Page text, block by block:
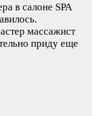
в салоне SPA
массажист
приду еще